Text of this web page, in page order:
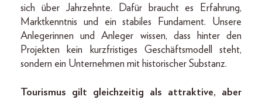
sich über Jahrzehnte. Dafür braucht es Erfahrung,
Marktkenntnis und ein stabiles Fundament. Unsere
Anlegerinnen und Anleger wissen, dass hinter den
Projekten kein kurzfristiges Geschäftsmodell steht,
sondern ein Unternehmen mit historischer Substanz.
Tourismus gilt gleichzeitig als attraktive, aber